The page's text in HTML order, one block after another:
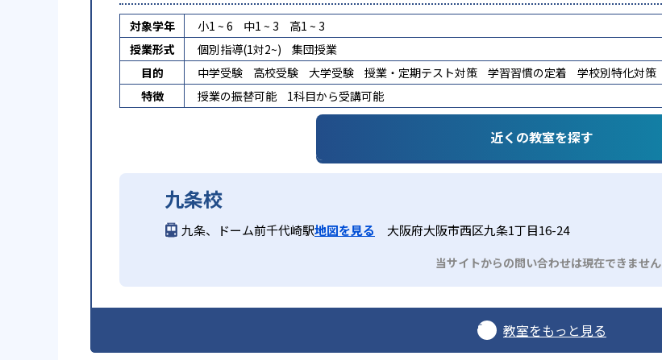
対象学年 小1 ~ 6 中1 ~ 3
高1 ~ 3
授業形式
個別指導(1対2~)
集団授業
目的
中学受験 高校受験 大学受験 授業・定期テスト対策 学習習慣の定着 学校別特化対策
特徴
授業の振替可能 1科目から受講可能
近くの教室を探す
九条校
九条、ドーム前千代崎駅地図を見る 大阪府大阪市西区九条1丁目16-24
当サイトからの問い合わせは現在できません
教室をもっと見る